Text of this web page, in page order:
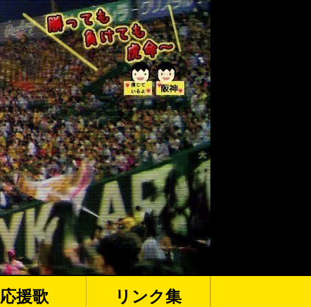
応援歌 リンク集